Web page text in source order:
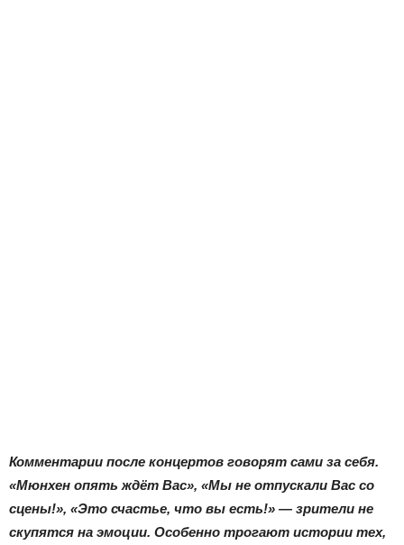
Комментарии после концертов говорят сами за себя.
«Мюнхен опять ждёт Вас», «Мы не отпускали Вас со
сцены!», «Это счастье, что вы есть!» — зрители не
скупятся на эмоции. Особенно трогают истории тех,